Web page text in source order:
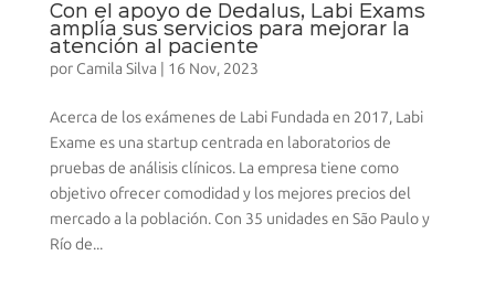
Con el apoyo de Dedalus, Labi Exams
amplía sus servicios para mejorar la
atención al paciente
por Camila Silva 16 Nov, 2023
Acerca de los exámenes de Labi Fundada en 2017, Labi
Exame es una startup centrada en laboratorios de
pruebas de análisis clínicos. La empresa tiene como
objetivo ofrecer comodidad y los mejores precios del
mercado a la población. Con 35 unidades en São Paulo y
Río de...